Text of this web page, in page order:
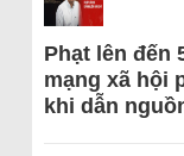
Phạt lên đến
mạng xã hội
khi dẫn